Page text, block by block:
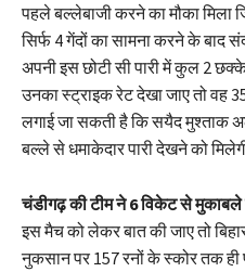
पहले बल्लेबाजी करने का मौका मिला
सिर्फ 4 गेंदों का सामना करने के बाद
अपनी इस छोटी सी पारी में कुल 2
उनका स्ट्राइक रेट देखा जाए तो वह
लगाई जा सकती है कि सयैद मुश्ताक
बल्ले से धमाकेदार पारी देखने को
चंडीगढ़ की टीम ने 6 विकेट से मुकाबले
इस मैच को लेकर बात की जाए तो
नुकसान पर 157 रनों के स्कोर तक